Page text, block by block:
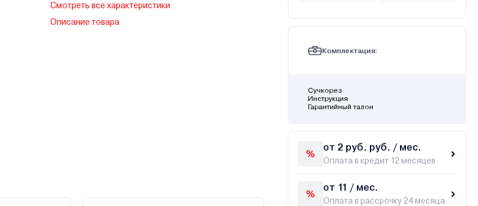
Смотреть все характеристики
Описание товара
Комплектация:
Сучкорез
Инструкция
Гарантийный талон
от 2 руб. руб. / мес.
Оплата в кредит 12 месяцев
от 11 / мес.
Оплата в рассрочку 24 месяца